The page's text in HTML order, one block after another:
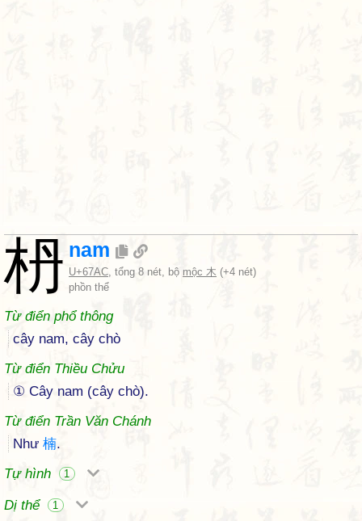
枬 nam
U+67AC, tổng 8 nét, bộ mộc 木 (+4 nét)
phồn thể
Từ điển phổ thông
cây nam, cây chò
Từ điển Thiều Chửu
① Cây nam (cây chò).
Từ điển Trần Văn Chánh
Như 楠.
Tự hình
1
Dị thể 1